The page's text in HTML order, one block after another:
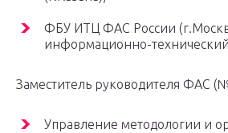
ФБУ ИТЦ ФАС России
информационно-
Заместитель руководителя ФАС
Управление методологии и